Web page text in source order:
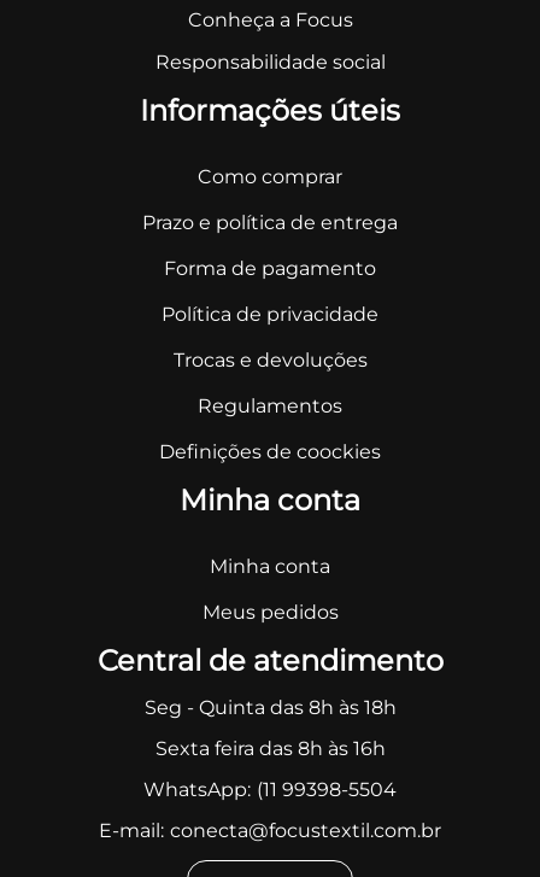
Conheça a Focus
Responsabilidade social
Informações úteis
Como comprar
Prazo e política de entrega
Forma de pagamento
Política de privacidade
Trocas e devoluções
Regulamentos
Definições de coockies
Minha conta
Minha conta
Meus pedidos
Central de atendimento
Seg - Quinta das 8h às 18h
Sexta feira das 8h às 16h
WhatsApp: (11 99398-5504
E-mail: conecta@focustextil.com.br